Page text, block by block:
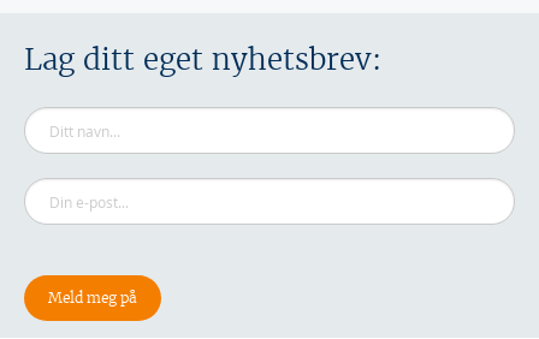
Lag ditt eget nyhetsbrev: